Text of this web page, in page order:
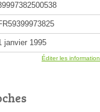
janvier 1995
Éditer les